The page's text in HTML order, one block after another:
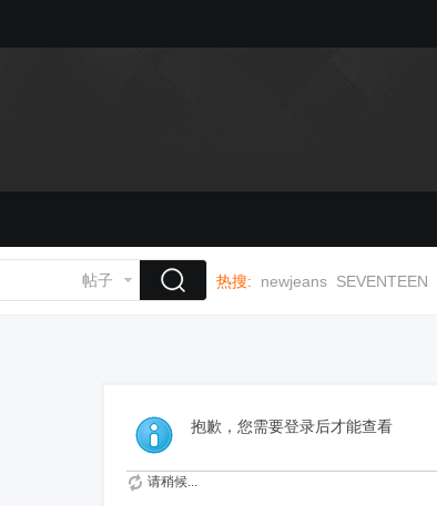
帖子 热搜: newjeans SEVENTEEN
抱歉，您需要登录后才能查看
请稍候...